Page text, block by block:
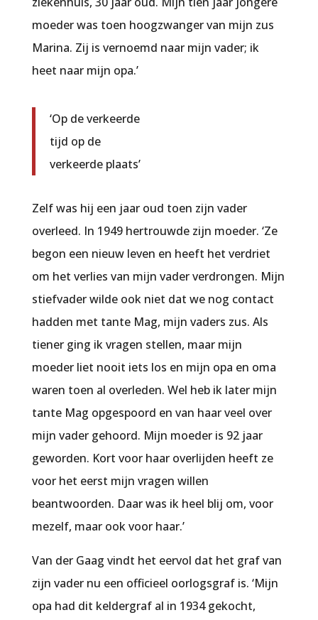
moeder was toen hoogzwanger van mijn zus
Marina. Zij is vernoemd naar mijn vader; ik
heet naar mijn opa.’
‘Op de verkeerde
tijd op de
verkeerde plaats’
Zelf was hij een jaar oud toen zijn vader
overleed. In 1949 hertrouwde zijn moeder. ‘Ze
begon een nieuw leven en heeft het verdriet
om het verlies van mijn vader verdrongen. Mijn
stiefvader wilde ook niet dat we nog contact
hadden met tante Mag, mijn vaders zus. Als
tiener ging ik vragen stellen, maar mijn
moeder liet nooit iets los en mijn opa en oma
waren toen al overleden. Wel heb ik later mijn
tante Mag opgespoord en van haar veel over
mijn vader gehoord. Mijn moeder is 92 jaar
geworden. Kort voor haar overlijden heeft ze
voor het eerst mijn vragen willen
beantwoorden. Daar was ik heel blij om, voor
mezelf, maar ook voor haar.’
Van der Gaag vindt het eervol dat het graf van
zijn vader nu een officieel oorlogsgraf is. ‘Mijn
opa had dit keldergraf al in 1934 gekocht,